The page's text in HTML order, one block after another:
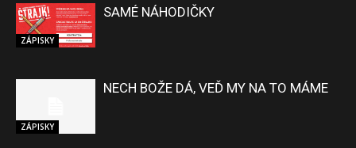
ZÁPISKY
SAMÉ NÁHODIČKY
ZÁPISKY
NECH BOŽE DÁ, VEĎ MY NA TO MÁME